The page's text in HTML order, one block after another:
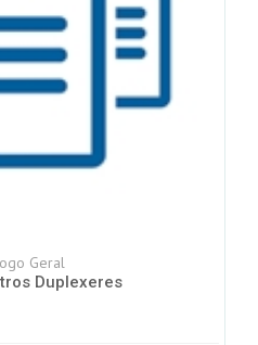
Geral
Duplexeres